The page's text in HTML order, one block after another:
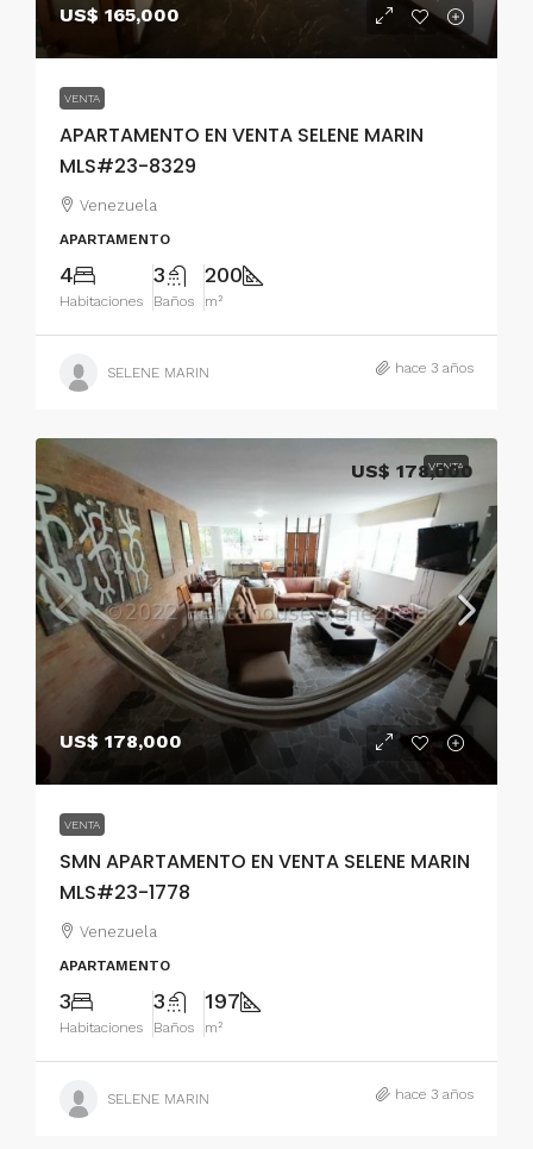
US$ 165,000
VENTA
APARTAMENTO EN VENTA SELENE MARIN
MLS#23-8329
Venezuela
APARTAMENTO
4
Habitaciones
3
Baños
200
m²
SELENE MARIN hace 3 años
VENTA
US$ 178,000
VENTA
SMN APARTAMENTO EN VENTA SELENE MARIN
MLS#23-1778
US$ 178,000
Venezuela
APARTAMENTO
3
Habitaciones
3
Baños
197
m²
SELENE MARIN hace 3 años